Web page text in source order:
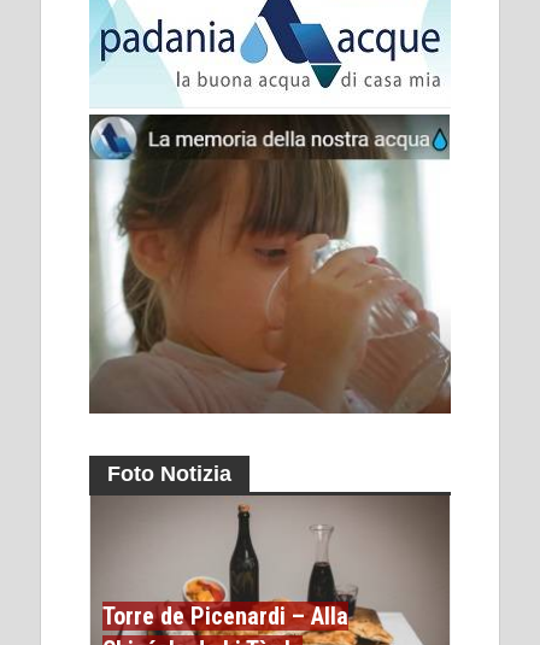
Foto Notizia
Torre de Picenardi – Alla